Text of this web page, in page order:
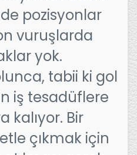
pozisyonlar
vuruşlarda
yok.
tabii ki gol
iş tesadüflere
kalıyor. Bir
çıkmak için